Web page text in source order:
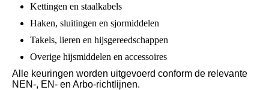
Kettingen en staalkabels
Haken, sluitingen en sjormiddelen
Takels, lieren en hijsgereedschappen
Overige hijsmiddelen en accessoires
Alle keuringen worden uitgevoerd conform de relevante
NEN-, EN- en Arbo-richtlijnen.